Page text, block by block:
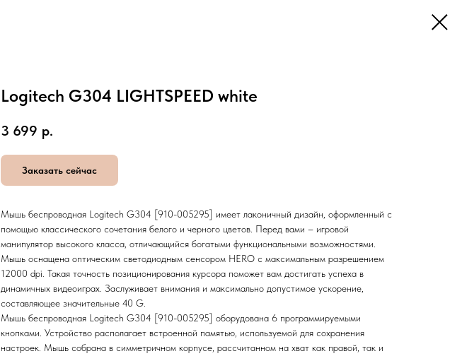
Logitech G304 LIGHTSPEED white
3 699 р.
Заказать сейчас
Мышь беспроводная Logitech G304 [910-005295] имеет лаконичный дизайн, оформленный с
помощью классического сочетания белого и черного цветов. Перед вами – игровой
манипулятор высокого класса, отличающийся богатыми функциональными возможностями.
Мышь оснащена оптическим светодиодным сенсором HERO с максимальным разрешением
12000 dpi. Такая точность позиционирования курсора поможет вам достигать успеха в
динамичных видеоиграх. Заслуживает внимания и максимально допустимое ускорение,
составляющее значительные 40 G.
Мышь беспроводная Logitech G304 [910-005295] оборудована 6 программируемыми
кнопками. Устройство располагает встроенной памятью, используемой для сохранения
настроек. Мышь собрана в симметричном корпусе, рассчитанном на хват как правой, так и